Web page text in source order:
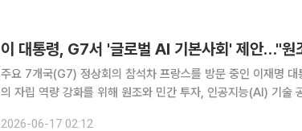
이 대통령, G7서 '글로벌 AI 기본사회' 제안…"원
주요 7개국(G7) 정상회의 참석차 프랑스를 방문 중인 이재명
의 자립 역량 강화를 위해 원조와 민간 투자, 인공지능(AI) 기술
2026-06-17 02:12